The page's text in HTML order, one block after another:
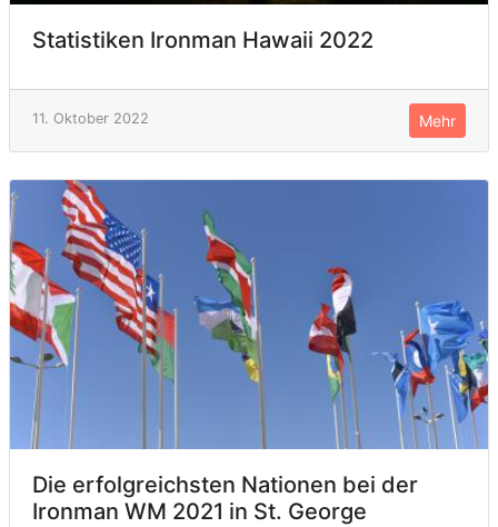
Statistiken Ironman Hawaii 2022
11. Oktober 2022 Mehr
Die erfolgreichsten Nationen bei der
Ironman WM 2021 in St. George